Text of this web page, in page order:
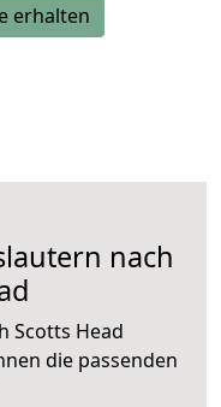
erhalten
nach
Scotts Head
die passenden